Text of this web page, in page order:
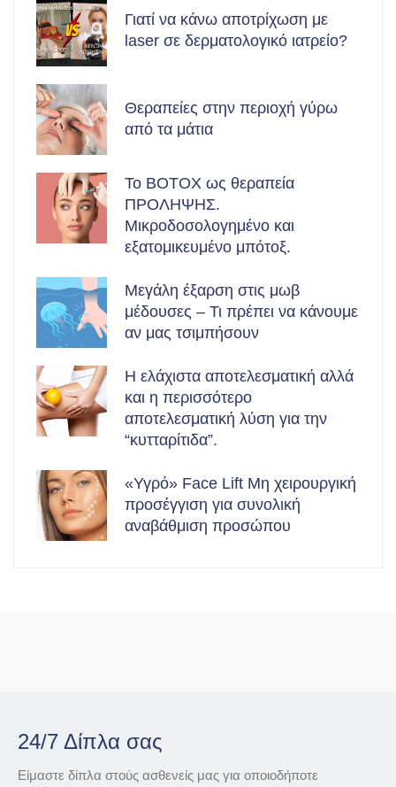
Γιατί να κάνω αποτρίχωση με
laser σε δερματολογικό ιατρείο?
Θεραπείες στην περιοχή γύρω
από τα μάτια
Το BOTOX ως θεραπεία
ΠΡΟΛΗΨΗΣ.
Μικροδοσολογημένο και
εξατομικευμένο μπότοξ.
Μεγάλη έξαρση στις μωβ
μέδουσες – Τι πρέπει να κάνουμε
αν μας τσιμπήσουν
Η ελάχιστα αποτελεσματική αλλά
και η περισσότερο
αποτελεσματική λύση για την
“κυτταρίτιδα”.
«Υγρό» Face Lift Μη χειρουργική
προσέγγιση για συνολική
αναβάθμιση προσώπου
24/7 Δίπλα σας
Είμαστε δίπλα στούς ασθενείς μας για οποιοδήποτε